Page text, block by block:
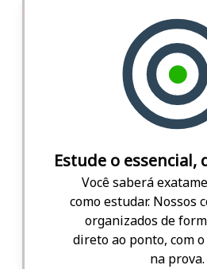
Estude o essencial,
Você saberá
como estudar. Nossos
organizados de
direto ao ponto, com
na prova.